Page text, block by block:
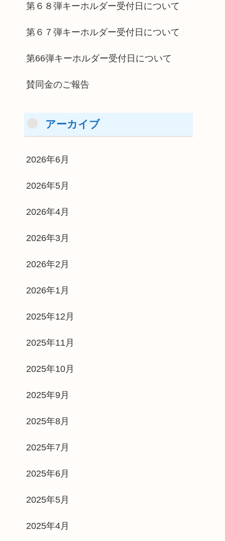
第６８弾キーホルダー受付日について
第６７弾キーホルダー受付日について
第66弾キーホルダー受付日について
賛同金のご報告
アーカイブ
2026年6月
2026年5月
2026年4月
2026年3月
2026年2月
2026年1月
2025年12月
2025年11月
2025年10月
2025年9月
2025年8月
2025年7月
2025年6月
2025年5月
2025年4月